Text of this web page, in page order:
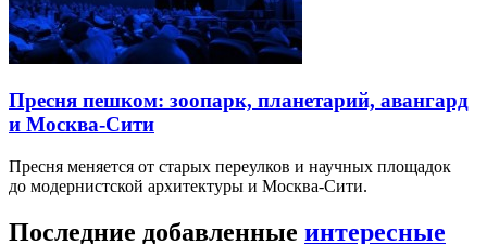
Пресня пешком: зоопарк, планетарий, авангард
и Москва-Сити
Пресня меняется от старых переулков и научных площадок
до модернистской архитектуры и Москва-Сити.
Последние добавленные интересные